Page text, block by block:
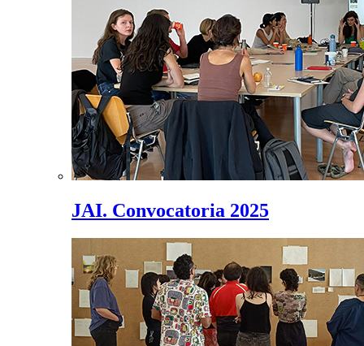
JAI. Convocatoria 2025